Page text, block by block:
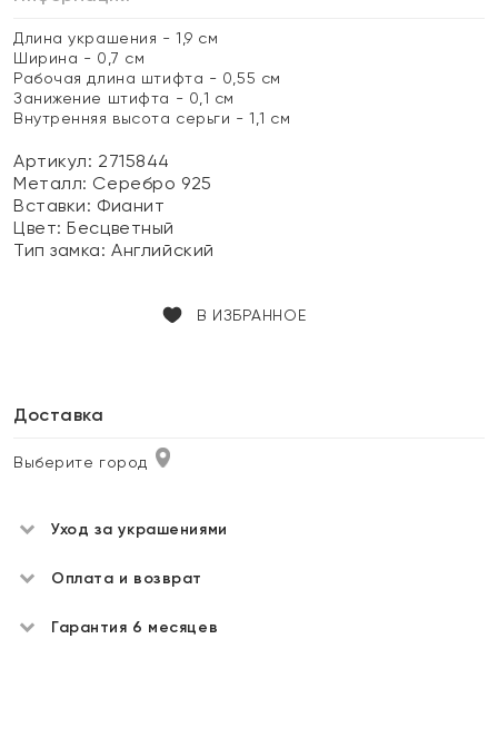
Длина украшения - 1,9 см
Ширина - 0,7 см
Рабочая длина штифта - 0,55 см
Занижение штифта - 0,1 см
Внутренняя высота серьги - 1,1 см
Артикул: 2715844
Металл: Серебро 925
Вставки: Фианит
Цвет:Бесцветный
Тип замка:Английский
В ИЗБРАННОЕ
Доставка
Выберите город
Уход за украшениями
Оплата и возврат
Гарантия 6 месяцев